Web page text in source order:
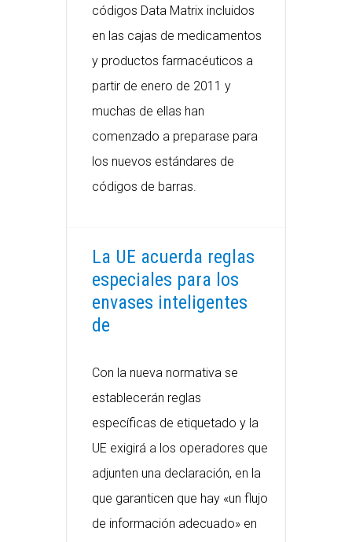
códigos Data Matrix incluidos
en las cajas de medicamentos
y productos farmacéuticos a
partir de enero de 2011 y
muchas de ellas han
comenzado a preparase para
los nuevos estándares de
códigos de barras.
La UE acuerda reglas
especiales para los
envases inteligentes
de
Con la nueva normativa se
establecerán reglas
específicas de etiquetado y la
UE exigirá a los operadores que
adjunten una declaración, en la
que garanticen que hay «un flujo
de información adecuado» en